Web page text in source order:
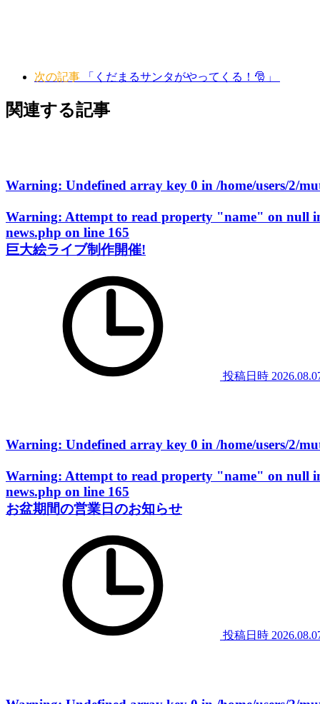
次の記事 「くだまるサンタがやってくる！🎅」
関連する記事
Warning: Undefined array key 0 in /home/users/2/
Warning: Attempt to read property "name" on null
news.php on line 165
巨大絵ライブ制作開催!
投稿日時
Warning: Undefined array key 0 in /home/users/2/
Warning: Attempt to read property "name" on null
news.php on line 165
お盆期間の営業日のお知らせ
投稿日時